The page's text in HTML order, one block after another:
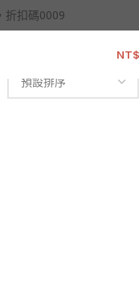
折扣碼0009
NT$